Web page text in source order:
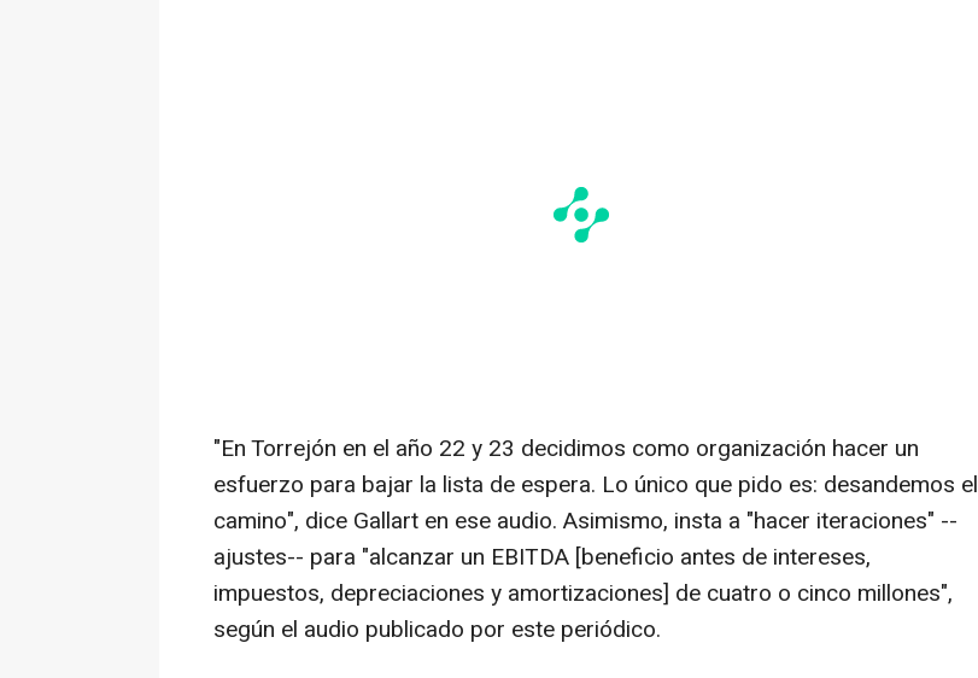
"En Torrejón en el año 22 y 23 decidimos como organización hacer un
esfuerzo para bajar la lista de espera. Lo único que pido es: desandemos el
camino", dice Gallart en ese audio. Asimismo, insta a "hacer iteraciones" --
ajustes-- para "alcanzar un EBITDA [beneficio antes de intereses,
impuestos, depreciaciones y amortizaciones] de cuatro o cinco millones",
según el audio publicado por este periódico.